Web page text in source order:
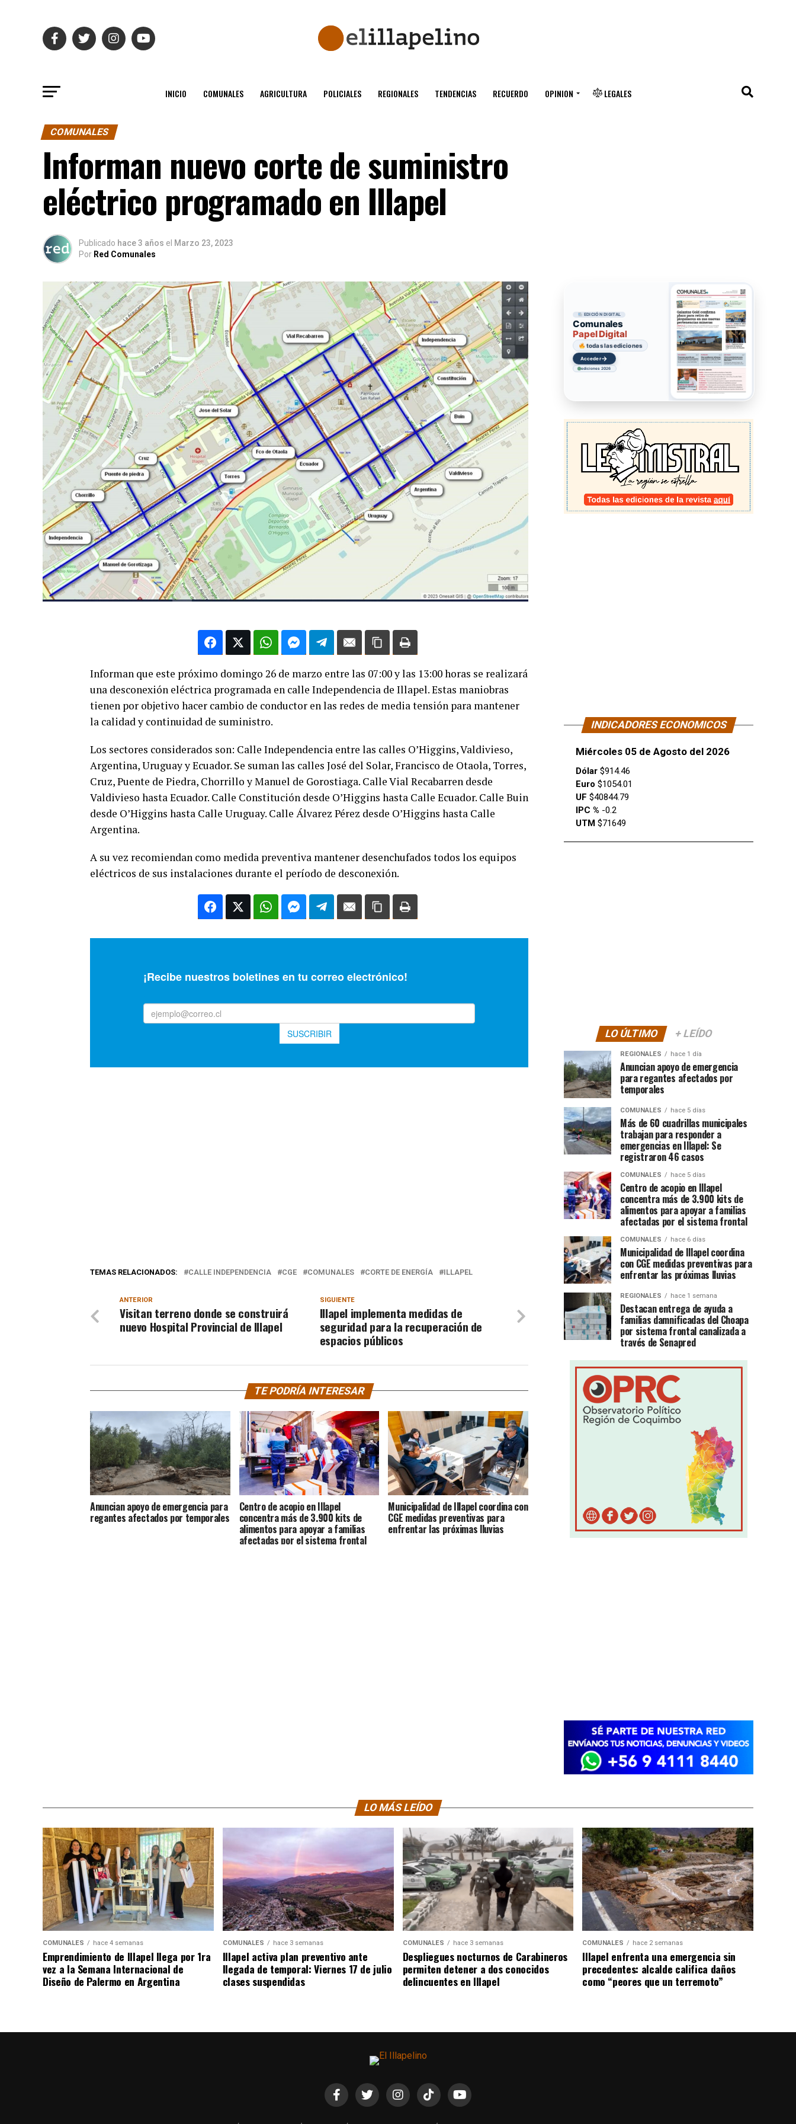
INICIO COMUNALES AGRICULTURA POLICIALES REGIONALES TENDENCIAS RECUERDO OPINION LEGALES
COMUNALES
Informan nuevo corte de suministro
eléctrico programado en Illapel
Publicado hace 3 años el Marzo 23, 2023
Por Red Comunales
Informan que este próximo domingo 26 de marzo entre las 07:00 y las 13:00 horas se realizará
una desconexión eléctrica programada en calle Independencia de Illapel. Estas maniobras
tienen por objetivo hacer cambio de conductor en las redes de media tensión para mantener
la calidad y continuidad de suministro.
Los sectores considerados son: Calle Independencia entre las calles O’Higgins, Valdivieso,
Argentina, Uruguay y Ecuador. Se suman las calles José del Solar, Francisco de Otaola, Torres,
Cruz, Puente de Piedra, Chorrillo y Manuel de Gorostiaga. Calle Vial Recabarren desde
Valdivieso hasta Ecuador. Calle Constitución desde O’Higgins hasta Calle Ecuador. Calle Buin
desde O’Higgins hasta Calle Uruguay. Calle Álvarez Pérez desde O’Higgins hasta Calle
Argentina.
A su vez recomiendan como medida preventiva mantener desenchufados todos los equipos
eléctricos de sus instalaciones durante el período de desconexión.
TEMAS RELACIONADOS: CALLE INDEPENDENCIA CGE COMUNALES CORTE DE ENERGÍA ILLAPEL
SIGUIENTE
Illapel implementa medidas de
seguridad para la recuperación de
espacios públicos
ANTERIOR
Visitan terreno donde se construirá
nuevo Hospital Provincial de Illapel
TE PODRÍA INTERESAR
Anuncian apoyo de emergencia para
regantes afectados por temporales
Centro de acopio en Illapel
concentra más de 3.900 kits de
alimentos para apoyar a familias
afectadas por el sistema frontal
Municipalidad de Illapel coordina con
CGE medidas preventivas para
enfrentar las próximas lluvias
EDICIÓN DIGITAL
Comunales
Papel Digital
todas las ediciones
Acceder→
ediciones 2026
INDICADORES ECONOMICOS
Miércoles 05 de Agosto del 2026
Dólar $914.46
Euro $1054.01
UF $40844.79
IPC % -0.2
UTM $71649
LO ÚLTIMO + LEÍDO
REGIONALES hace 1 día
Anuncian apoyo de emergencia
para regantes afectados por
temporales
COMUNALES hace 5 días
Más de 60 cuadrillas municipales
trabajan para responder a
emergencias en Illapel: Se
registraron 46 casos
COMUNALES hace 5 días
Centro de acopio en Illapel
concentra más de 3.900 kits de
alimentos para apoyar a familias
afectadas por el sistema frontal
COMUNALES hace 6 días
Municipalidad de Illapel coordina
con CGE medidas preventivas para
enfrentar las próximas lluvias
REGIONALES hace 1 semana
Destacan entrega de ayuda a
familias damnificadas del Choapa
por sistema frontal canalizada a
través de Senapred
LO MÁS LEÍDO
COMUNALES hace 4 semanas
Emprendimiento de Illapel llega por 1ra
vez a la Semana Internacional de
Diseño de Palermo en Argentina
COMUNALES hace 3 semanas
Illapel activa plan preventivo ante
llegada de temporal: Viernes 17 de julio
clases suspendidas
COMUNALES hace 3 semanas
Despliegues nocturnos de Carabineros
permiten detener a dos conocidos
delincuentes en Illapel
COMUNALES hace 2 semanas
Illapel enfrenta una emergencia sin
precedentes: alcalde califica daños
como “peores que un terremoto”